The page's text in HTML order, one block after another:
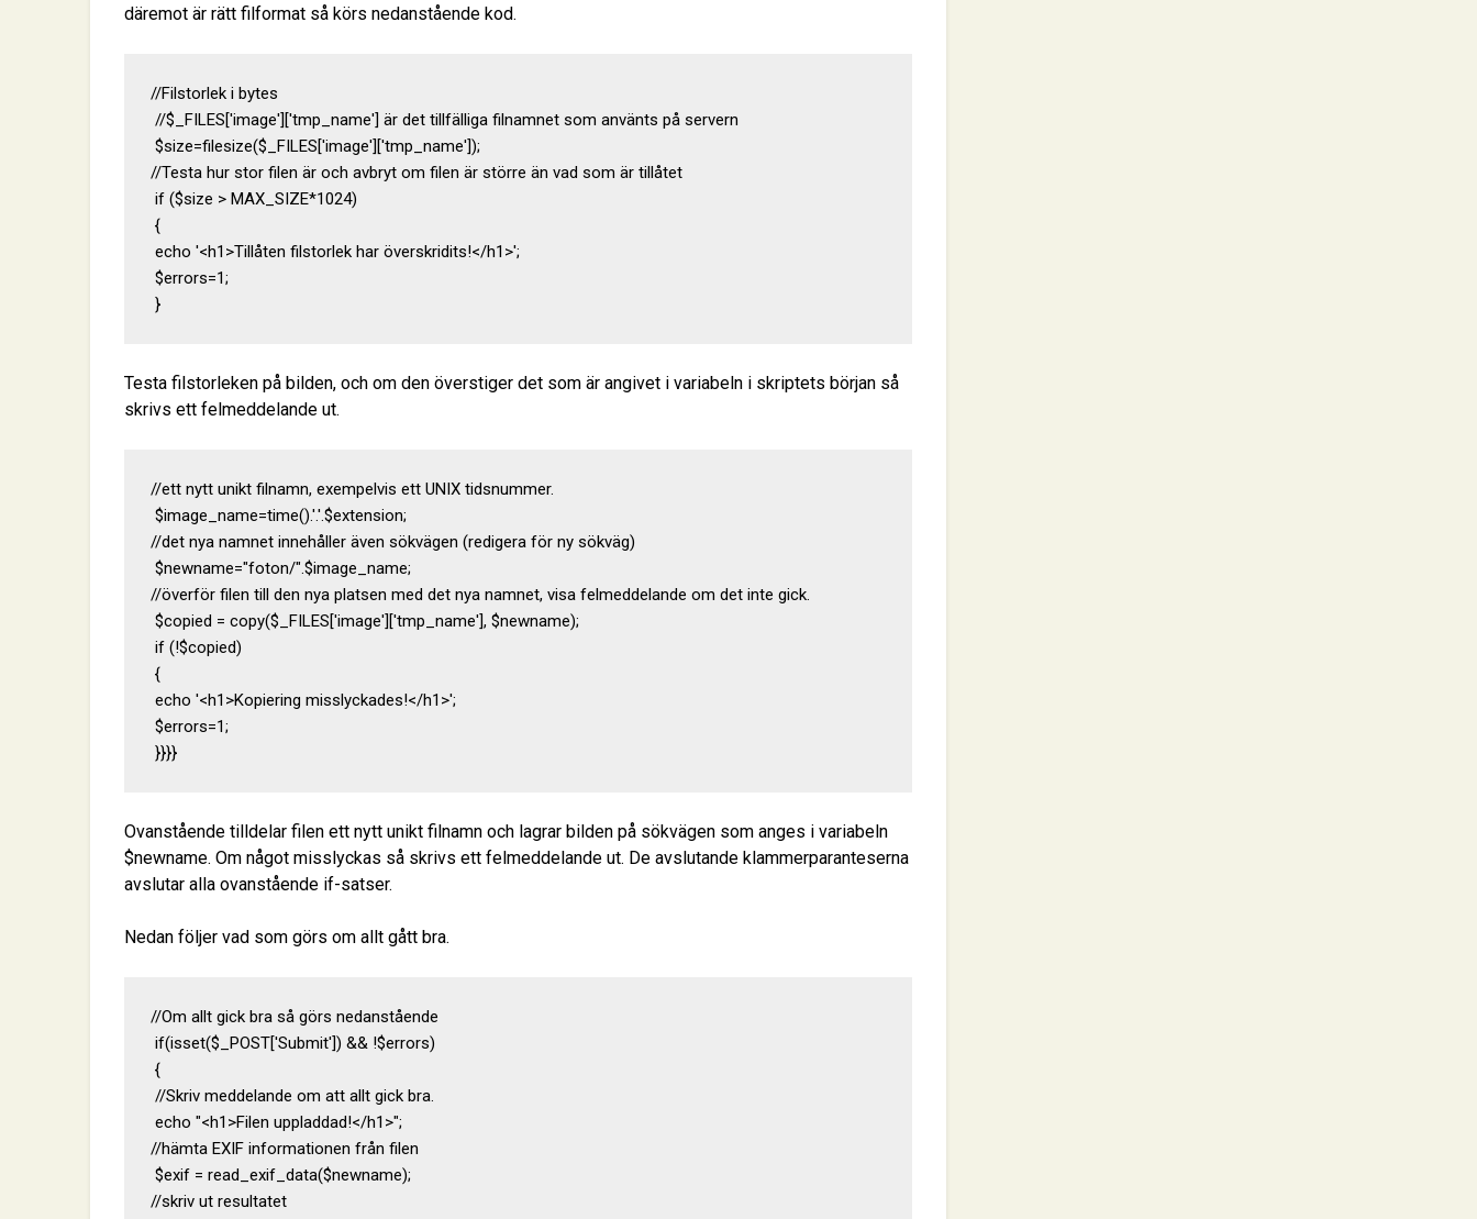
däremot är rätt filformat så körs nedanstående kod.
//Filstorlek i bytes
//$_FILES['image']['tmp_name'] är det tillfälliga filnamnet som använts på servern
$size=filesize($_FILES['image']['tmp_name']);
//Testa hur stor filen är och avbryt om filen är större än vad som är tillåtet
if ($size > MAX_SIZE*1024)
{
echo '<h1>Tillåten filstorlek har överskridits!</h1>';
$errors=1;
}
Testa filstorleken på bilden, och om den överstiger det som är angivet i variabeln i skriptets början så
skrivs ett felmeddelande ut.
//ett nytt unikt filnamn, exempelvis ett UNIX tidsnummer.
$image_name=time().'.'.$extension;
//det nya namnet innehåller även sökvägen (redigera för ny sökväg)
$newname="foton/".$image_name;
//överför filen till den nya platsen med det nya namnet, visa felmeddelande om det inte gick.
$copied = copy($_FILES['image']['tmp_name'], $newname);
if (!$copied)
{
echo '<h1>Kopiering misslyckades!</h1>';
$errors=1;
}}}}
Ovanstående tilldelar filen ett nytt unikt filnamn och lagrar bilden på sökvägen som anges i variabeln
$newname. Om något misslyckas så skrivs ett felmeddelande ut. De avslutande klammerparanteserna
avslutar alla ovanstående if-satser.
Nedan följer vad som görs om allt gått bra.
//Om allt gick bra så görs nedanstående
if(isset($_POST['Submit']) && !$errors)
{
//Skriv meddelande om att allt gick bra.
echo "<h1>Filen uppladdad!</h1>";
//hämta EXIF informationen från filen
$exif = read_exif_data($newname);
//skriv ut resultatet